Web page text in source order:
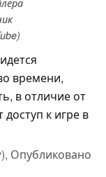
времени,
в отличие от
к игре в
Опубликовано